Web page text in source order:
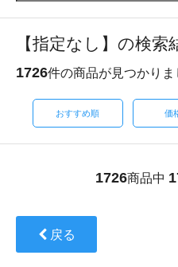
【指定なし】の検索
1726件の商品が見つかりま
おすすめ順 価
1726商品中
戻る